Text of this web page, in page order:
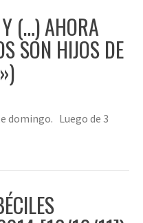
(…) AHORA
SON HIJOS DE
domingo. Luego de 3